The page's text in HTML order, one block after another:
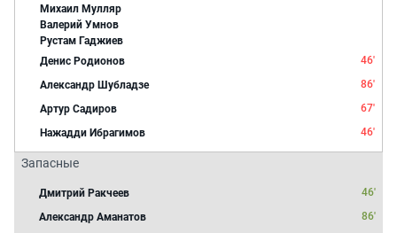
Михаил Мулляр
Валерий Умнов
Рустам Гаджиев
Денис Родионов
46'
Александр Шубладзе
86'
Артур Садиров
67'
Нажадди Ибрагимов
46'
Запасные
Дмитрий Ракчеев
46'
Александр Аманатов
86'